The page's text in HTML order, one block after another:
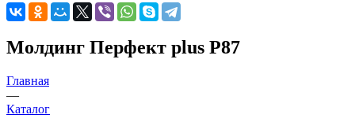
Молдинг Перфект plus P87
Главная
—
Каталог